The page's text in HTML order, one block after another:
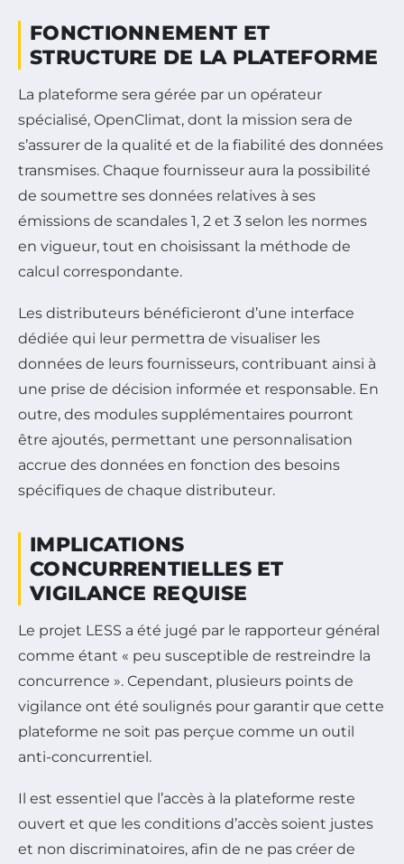
FONCTIONNEMENT ET
STRUCTURE DE LA PLATEFORME
La plateforme sera gérée par un opérateur
spécialisé, OpenClimat, dont la mission sera de
s’assurer de la qualité et de la fiabilité des données
transmises. Chaque fournisseur aura la possibilité
de soumettre ses données relatives à ses
émissions de scandales 1, 2 et 3 selon les normes
en vigueur, tout en choisissant la méthode de
calcul correspondante.
Les distributeurs bénéficieront d’une interface
dédiée qui leur permettra de visualiser les
données de leurs fournisseurs, contribuant ainsi à
une prise de décision informée et responsable. En
outre, des modules supplémentaires pourront
être ajoutés, permettant une personnalisation
accrue des données en fonction des besoins
spécifiques de chaque distributeur.
IMPLICATIONS
CONCURRENTIELLES ET
VIGILANCE REQUISE
Le projet LESS a été jugé par le rapporteur général
comme étant « peu susceptible de restreindre la
concurrence ». Cependant, plusieurs points de
vigilance ont été soulignés pour garantir que cette
plateforme ne soit pas perçue comme un outil
anti-concurrentiel.
Il est essentiel que l’accès à la plateforme reste
ouvert et que les conditions d’accès soient justes
et non discriminatoires, afin de ne pas créer de